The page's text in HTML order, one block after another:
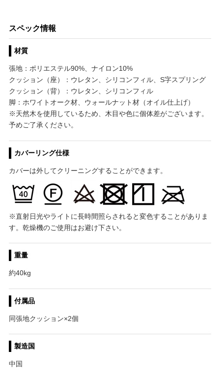
スペック情報
材質
張地：ポリエステル90%、ナイロン10%
クッション（座）：ウレタン、シリコンフィル、S字スプリング
クッション（背）：ウレタン、シリコンフィル
脚：ホワイトオーク材、ウォールナット材（オイル仕上げ）
※天然木を使用しているため、木目や色に個体差がございます。
予めご了承ください。
カバーリング仕様
カバーは外してクリーニングすることができます。
※直射日光やライトに長時間照らされると変色することがありま
す。乾燥機のご使用はお避け下さい。
重量
約40kg
付属品
同張地クッション×2個
製造国
中国